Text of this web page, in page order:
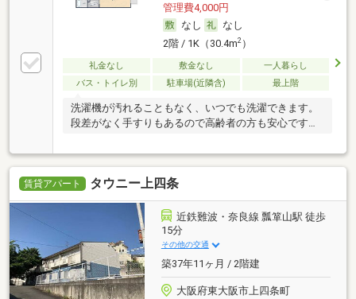
管理費4,000円
なし
なし
2階 / 1K（30.4m2）
礼金なし 敷金なし
一人暮らし
バス・トイレ別
駐車場(近隣含) 最上階
洗濯機が汚れることもなく、いつでも洗濯できます。
段差がなく手すりもあるので高齢者の方も安心です
賃貸アパート タウニー上四条
近鉄難波・奈良線 瓢箪山駅 徒歩
15分
その他の交通
築37年11ヶ月 / 2階建
大阪府東大阪市上四条町